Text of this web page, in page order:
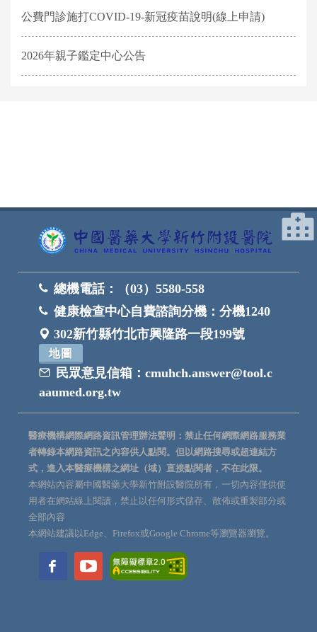
公費門診施打COVID-19-新冠疫苗說明(線上申請)
2026年親子鑑定中心公告
總機電話：
（03）5580-558
健康檢查中心自費諮詢分機： 分機1240
302新竹縣竹北市興隆路一段199號
地圖
民眾意見信箱： cmuhch.answer@tool.c
aaumed.org.tw
醫療機構網際網路資訊管理辦法聲明：禁止任何網際網路服務業
者轉錄本網路資訊之內容供人點閱。但以網路搜尋或超連結方
式，進入本醫療機構之網址（域）直接點閱者，不在此限。
本網站內容屬中國醫藥大學新竹附設醫院所有，一切內容僅供使
用者在網站線上閱讀，禁止以任何形式儲存、散佈或重製部分或
全部內容
本網站建議以Edge、Firefox或Google Chrome等瀏覽器瀏覽。